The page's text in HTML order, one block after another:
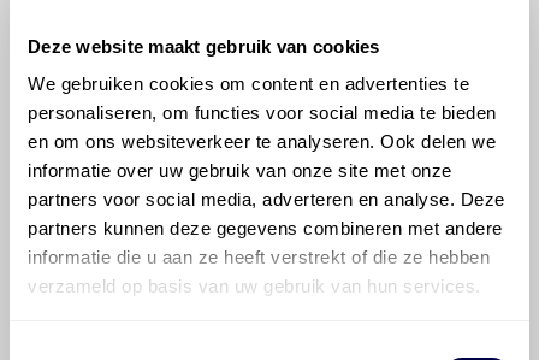
Deze website maakt gebruik van cookies
We gebruiken cookies om content en advertenties te
personaliseren, om functies voor social media te bieden
en om ons websiteverkeer te analyseren. Ook delen we
informatie over uw gebruik van onze site met onze
partners voor social media, adverteren en analyse. Deze
partners kunnen deze gegevens combineren met andere
informatie die u aan ze heeft verstrekt of die ze hebben
verzameld op basis van uw gebruik van hun services.
700 ATF 6400
Transaxle, handgeschakeldM6CF1
6/1
Inhoud 1,6-1,7 liter
Normaal Zware omstandigheden
wis filters